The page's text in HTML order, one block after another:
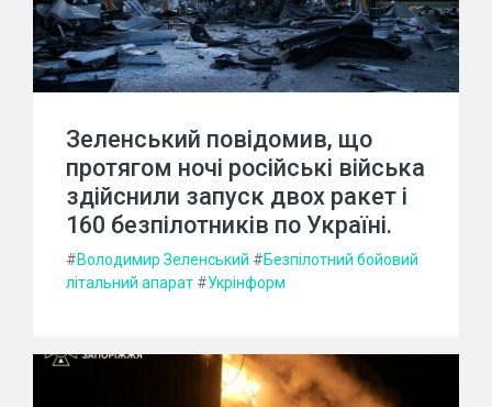
Зеленський повідомив, що
протягом ночі російські війська
здійснили запуск двох ракет і
160 безпілотників по Україні.
#Володимир Зеленський #Безпілотний бойовий
літальний апарат #Укрінформ